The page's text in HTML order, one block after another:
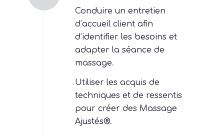
Conduire un entretien
d’accueil client afin
d’identifier les besoins et
adapter la séance de
massage.
Utiliser les acquis de
techniques et de ressentis
pour créer des Massage
Ajustés®.